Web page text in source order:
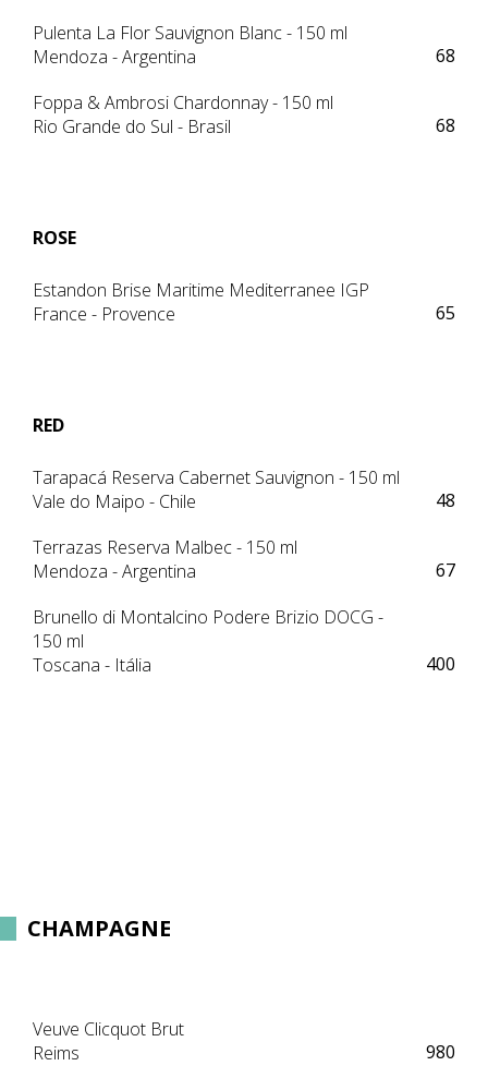
Pulenta La Flor Sauvignon Blanc - 150 ml
Mendoza - Argentina
68
Foppa & Ambrosi Chardonnay - 150 ml
Rio Grande do Sul - Brasil
68
ROSE
Estandon Brise Maritime Mediterranee IGP
France - Provence
65
RED
Tarapacá Reserva Cabernet Sauvignon - 150 ml
Vale do Maipo - Chile
48
Terrazas Reserva Malbec - 150 ml
Mendoza - Argentina
67
Brunello di Montalcino Podere Brizio DOCG -
150 ml
Toscana - Itália
400
CHAMPAGNE
Veuve Clicquot Brut
Reims
980